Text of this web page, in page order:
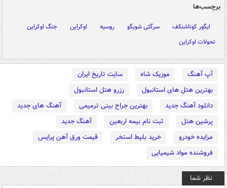
برچسب‌ها
ایگور کوناشنکف سرگئی شویگو روسیه اوکراین
جنگ اوکراین
تحولات اوکراین
آپ آهنگ موزیک شاه
سایت تاریخ ایران
بهترین هتل های استانبول
رزرو هتل استانبول
دانلود آهنگ جدید
بهترین جراح بینی ترمیمی
آهنگ های جدید
پرشین هتل
ثبت نام بیمه اربعین
آهنگ جدید
مزایده خودرو
خرید بلیط استخر
قیمت ورق آهن پرایس
فروشنده مواد شیمیایی
نظر شما